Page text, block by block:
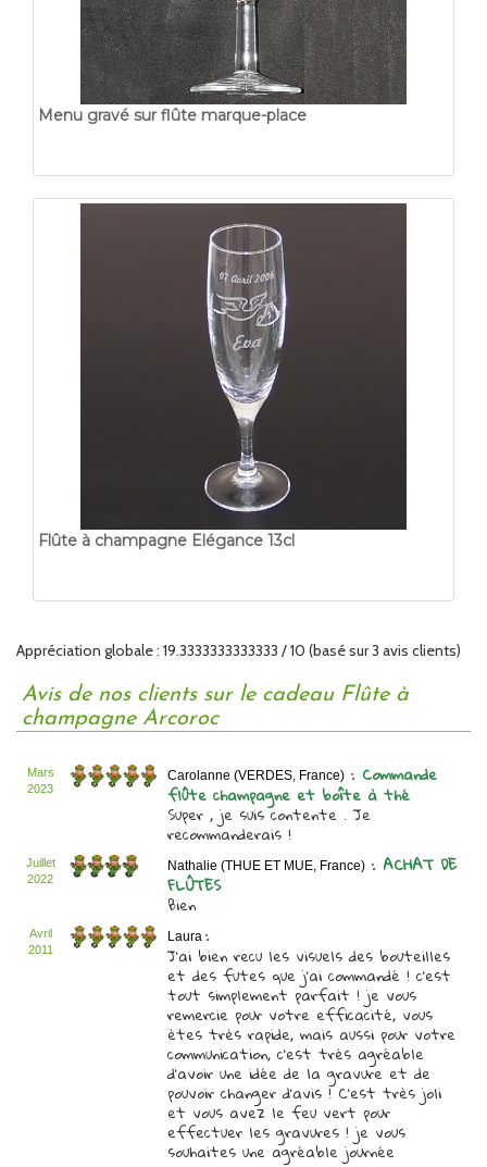
Menu gravé sur flûte marque-place
Flûte à champagne Elégance 13cl
Appréciation globale : 19.3333333333333 /10 (basé sur3 avis clients)
Avis de nos clients sur le cadeau Flûte à
champagne Arcoroc
Mars
2023
Carolanne (VERDES, France) : Commande
flûte champagne et boîte à thé
Super , je suis contente . Je
recommanderais !
Juillet
2022
Nathalie (THUE ET MUE, France) : ACHAT DE
FLÛTES
Bien
Avril
2011
Laura :
J'ai bien recu les visuels des bouteilles
et des futes que j'ai commandé ! c'est
tout simplement parfait ! je vous
remercie pour votre efficacité, vous
ètes très rapide, mais aussi pour votre
communication, c'est très agréable
d'avoir une idée de la gravure et de
pouvoir changer d'avis ! C'est très joli
et vous avez le feu vert pour
effectuer les gravures ! je vous
souhaites une agréable journée